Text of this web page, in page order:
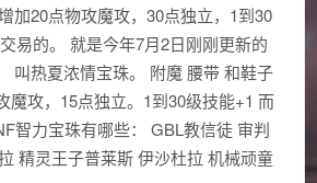
加20点物攻魔攻，30点独立，1到30
易的。 就是今年7月2日刚刚更新的
叫热夏浓情宝珠。 附魔 腰带 和鞋子
魔攻，15点独立。1到30级技能+1 而
智力宝珠有哪些： GBL教信徒 审判
精灵王子普莱斯 伊沙杜拉 机械顽童